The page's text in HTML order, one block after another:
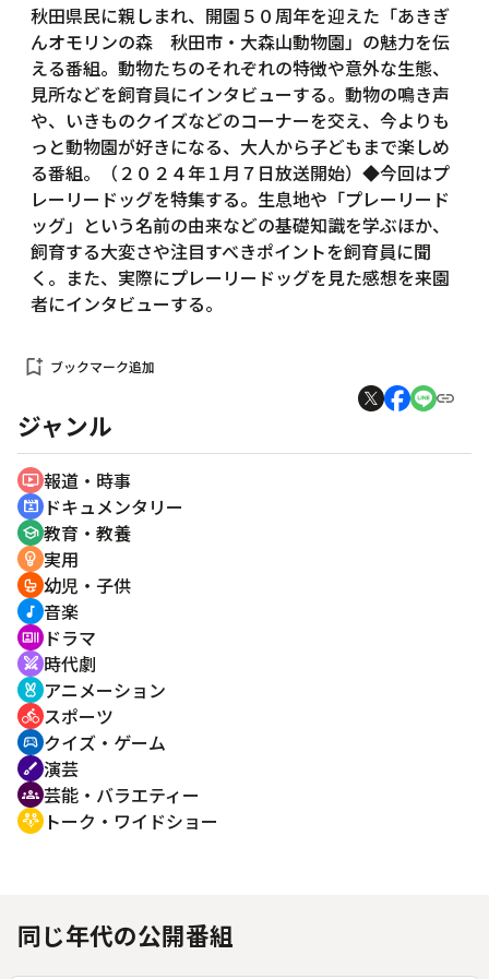
秋田県民に親しまれ、開園５０周年を迎えた「あきぎ
んオモリンの森 秋田市・大森山動物園」の魅力を伝
える番組。動物たちのそれぞれの特徴や意外な生態、
見所などを飼育員にインタビューする。動物の鳴き声
や、いきものクイズなどのコーナーを交え、今よりも
っと動物園が好きになる、大人から子どもまで楽しめ
る番組。（２０２４年１月７日放送開始）◆今回はプ
レーリードッグを特集する。生息地や「プレーリード
ッグ」という名前の由来などの基礎知識を学ぶほか、
飼育する大変さや注目すべきポイントを飼育員に聞
く。また、実際にプレーリードッグを見た感想を来園
者にインタビューする。
bookmark_add ブックマーク追加
ジャンル
ondemand_video 報道・時事
cinematic_blur ドキュメンタリー
school 教育・教養
emoji_objects 実用
crib 幼児・子供
music_note 音楽
recent_actors ドラマ
swords 時代劇
cruelty_free アニメーション
directions_bike スポーツ
sports_esports クイズ・ゲーム
brush 演芸
groups 芸能・バラエティー
adaptive_audio_mic トーク・ワイドショー
同じ年代の公開番組